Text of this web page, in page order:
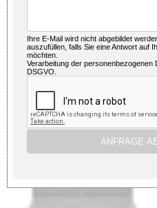
Ihre E-Mail wird nicht abgebildet
auszufüllen, falls Sie eine Antwort auf
möchten.
Verarbeitung der personenbezogenen
DSGVO.